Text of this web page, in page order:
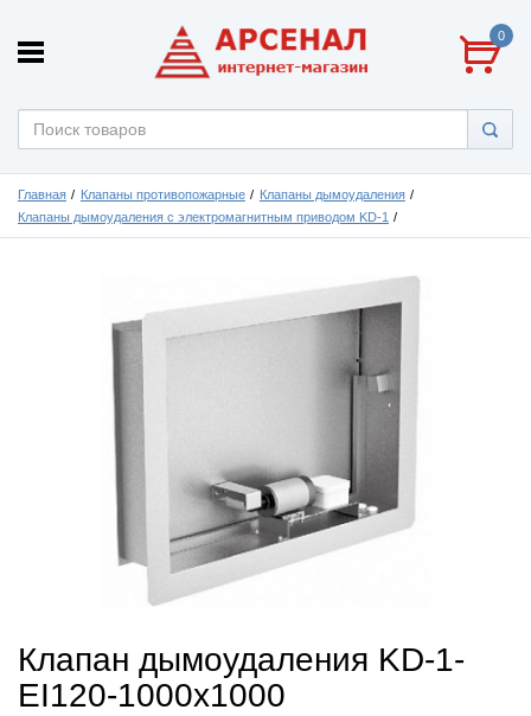
0
Главная Клапаны противопожарные
Клапаны дымоудаления
Клапаны дымоудаления с электромагнитным приводом KD-1
Клапан дымоудаления KD-1-
EI120-1000х1000